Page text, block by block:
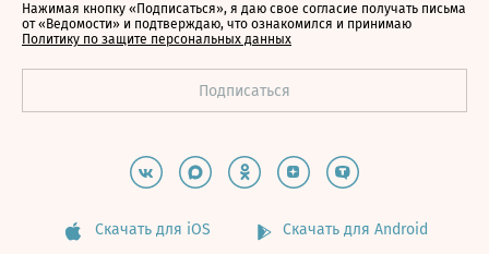
Нажимая кнопку «Подписаться», я даю свое согласие получать письма
от «Ведомости» и подтверждаю, что ознакомился и принимаю
Политику по защите персональных данных
Скачать для iOS Скачать для Android